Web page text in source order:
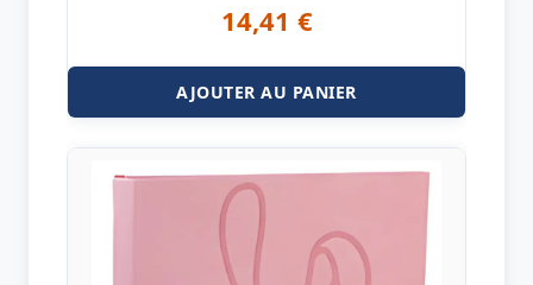
14,41 €
AJOUTER AU PANIER